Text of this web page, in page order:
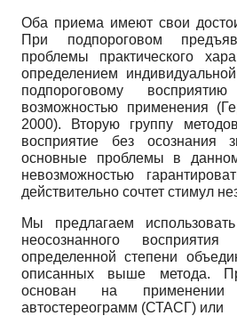
Оба приема имеют свои
При подпороговом
проблемы практического
определением
подпороговому
возможностью приме­нения
2000). Вторую группу
восприятие без осознания
основные проблемы в
невоз­можностью
действительно сочтет стимул
Мы предлагаем
неосознанного
определенной степени
описанных выше метода.
основан на применении
автостереограмм (СТАСГ) или